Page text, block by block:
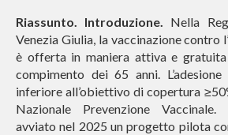
Riassunto. Introduzione. Nella
Venezia Giulia, la vaccinazione contro
è offerta in maniera attiva e
compimento dei 65 anni.
inferiore all’obiettivo di copertura
Nazionale Prevenzione Vaccinale.
avviato nel 2025 un progetto pilota